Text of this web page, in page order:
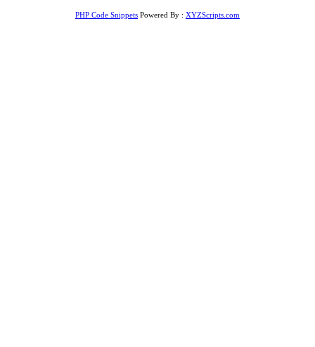
PHP Code Snippets Powered By : XYZScripts.com